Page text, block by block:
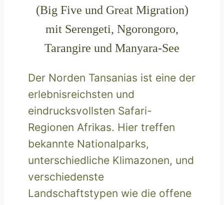
(Big Five und Great Migration)
mit Serengeti, Ngorongoro,
Tarangire und Manyara-See
Der Norden Tansanias ist eine der
erlebnisreichsten und
eindrucksvollsten Safari-
Regionen Afrikas. Hier treffen
bekannte Nationalparks,
unterschiedliche Klimazonen, und
verschiedenste
Landschaftstypen wie die offene